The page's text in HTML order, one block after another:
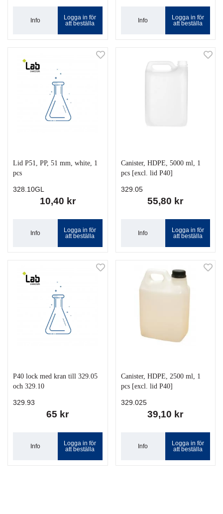
Info
Logga in för
att beställa
Info
Logga in för
att beställa
Lid P51, PP, 51 mm, white, 1
pcs
328.10GL
10,40 kr
Info
Logga in för
att beställa
Canister, HDPE, 5000 ml, 1
pcs [excl. lid P40]
329.05
55,80 kr
Info
Logga in för
att beställa
P40 lock med kran till 329.05
och 329.10
329.93
65 kr
Info
Logga in för
att beställa
Canister, HDPE, 2500 ml, 1
pcs [excl. lid P40]
329.025
39,10 kr
Info
Logga in för
att beställa